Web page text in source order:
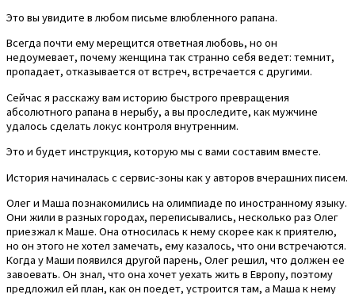
Это вы увидите в любом письме влюбленного рапана.
Всегда почти ему мерещится ответная любовь, но он
недоумевает, почему женщина так странно себя ведет: темнит,
пропадает, отказывается от встреч, встречается с другими.
Сейчас я расскажу вам историю быстрого превращения
абсолютного рапана в нерыбу, а вы проследите, как мужчине
удалось сделать локус контроля внутренним.
Это и будет инструкция, которую мы с вами составим вместе.
История начиналась с сервис-зоны как у авторов вчерашних писем.
Олег и Маша познакомились на олимпиаде по иностранному языку.
Они жили в разных городах, переписывались, несколько раз Олег
приезжал к Маше. Она относилась к нему скорее как к приятелю,
но он этого не хотел замечать, ему казалось, что они встречаются.
Когда у Маши появился другой парень, Олег решил, что должен ее
завоевать. Он знал, что она хочет уехать жить в Европу, поэтому
предложил ей план, как он поедет, устроится там, а Маша к нему